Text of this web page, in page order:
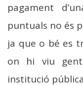
pagament
puntuals no és
ja que o bé es
on hi viu
institució